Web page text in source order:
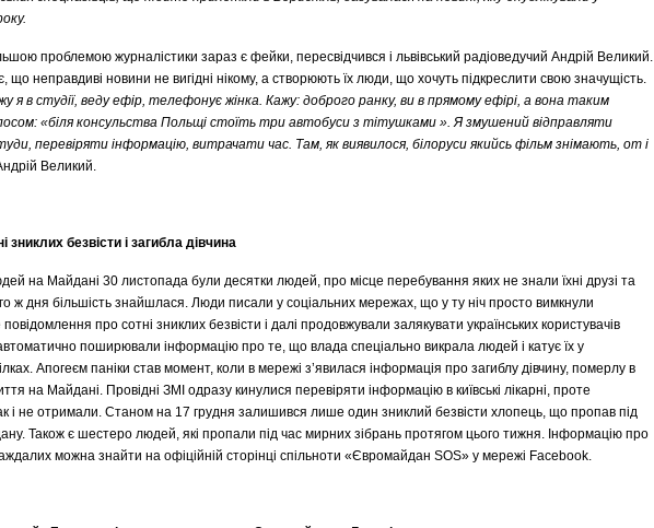
проблемою журналістики зараз є фейки, пересвідчився і львівський радіоведучий Андрій Великий.
що неправдиві новини не вигідні нікому, а створюють їх люди, що хочуть підкреслити свою значущість.
я в студії, веду ефір, телефонує жінка. Кажу: доброго ранку, ви в прямому ефірі, а вона таким
«біля консульства Польщі стоїть три автобуси з тітушками ». Я змушений відправляти
перевіряти інформацію, витрачати час. Там, як виявилося, білоруси якийсь фільм знімають, от і
Великий.
зниклих безвісти і загибла дівчина
на Майдані 30 листопада були десятки людей, про місце перебування яких не знали їхні друзі та
ж дня більшість знайшлася. Люди писали у соціальних мережах, що у ту ніч просто вимкнули
про сотні зниклих безвісти і далі продовжували залякувати українських користувачів
поширювали інформацію про те, що влада спеціально викрала людей і катує їх у
Апогеєм паніки став момент, коли в мережі з’явилася інформація про загиблу дівчину, померлу в
на Майдані. Провідні ЗМІ одразу кинулися перевіряти інформацію в київські лікарні, проте
і не отримали. Станом на 17 грудня залишився лише один зниклий безвісти хлопець, що пропав під
Також є шестеро людей, які пропали під час мирних зібрань протягом цього тижня. Інформацію про
можна знайти на офіційній сторінці спільноти «Євромайдан SOS» у мережі Facebook.